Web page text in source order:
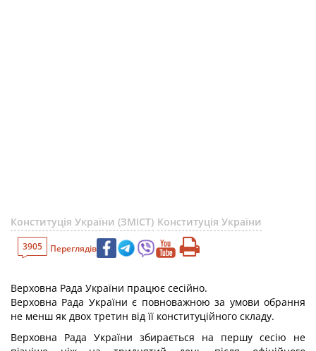
Конституція України (ЗМІСТ) Конституція України
3905 Переглядів
Верховна Рада України працює сесійно.
Верховна Рада України є повноважною за умови обрання
не менш як двох третин від її конституційного складу.
Верховна Рада України збирається на першу сесію не